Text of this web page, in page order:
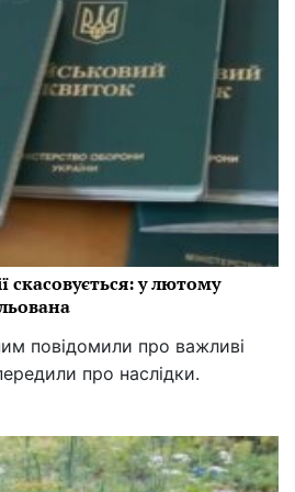
скасовується: у лютому
повідомили про важливі
про наслідки.